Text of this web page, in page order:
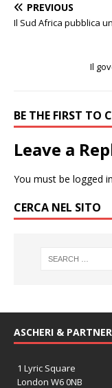
PREVIOUS
Il Sud Africa pubblica
Il
BE THE FIRST TO
Leave a
You must be logged in
CERCA NEL SITO
ASCHERI &
1 Lyric Square
London W6 0NB